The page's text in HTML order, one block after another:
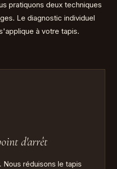
pratiquons deux techniques
Le diagnostic individuel
à votre tapis.
d'arrêt
réduisons le tapis